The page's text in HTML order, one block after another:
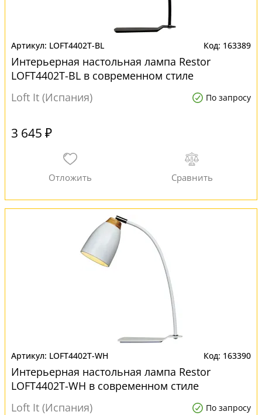
LOFT4402T-BL 163389
Интерьерная настольная лампа Restor
LOFT4402T-BL в современном стиле
Loft It (Испания)
По запросу
3 645 ₽
LOFT4402T-WH 163390
Интерьерная настольная лампа Restor
LOFT4402T-WH в современном стиле
Loft It (Испания)
По запросу